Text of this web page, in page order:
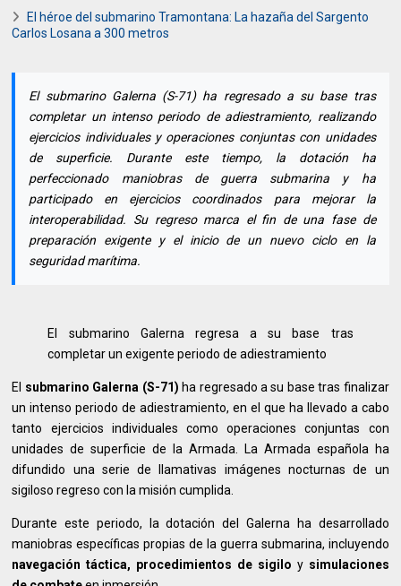
El héroe del submarino Tramontana: La hazaña del Sargento
Carlos Losana a 300 metros
El submarino Galerna (S-71) ha regresado a su base tras
completar un intenso periodo de adiestramiento, realizando
ejercicios individuales y operaciones conjuntas con unidades
de superficie. Durante este tiempo, la dotación ha
perfeccionado maniobras de guerra submarina y ha
participado en ejercicios coordinados para mejorar la
interoperabilidad. Su regreso marca el fin de una fase de
preparación exigente y el inicio de un nuevo ciclo en la
seguridad marítima.
El submarino Galerna regresa a su base tras
completar un exigente periodo de adiestramiento
El submarino Galerna (S-71) ha regresado a su base tras finalizar
un intenso periodo de adiestramiento, en el que ha llevado a cabo
tanto ejercicios individuales como operaciones conjuntas con
unidades de superficie de la Armada. La Armada española ha
difundido una serie de llamativas imágenes nocturnas de un
sigiloso regreso con la misión cumplida.
Durante este periodo, la dotación del Galerna ha desarrollado
maniobras específicas propias de la guerra submarina, incluyendo
navegación táctica, procedimientos de sigilo y simulaciones